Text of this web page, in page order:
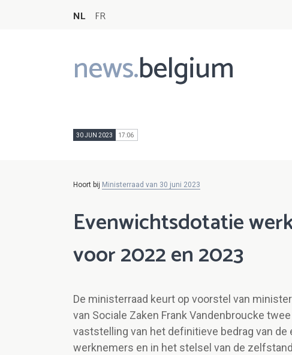
NL FR
news.belgium
Main
navigation
30 JUN 2023 17:06
Hoort bij Ministerraad van 30 juni 2023
Evenwichtsdotatie
voor 2022 en 2023
De ministerraad keurt op voorstel van
van Sociale Zaken Frank Vandenbroucke
vaststelling van het definitieve bedrag van
werknemers en in het stelsel van de